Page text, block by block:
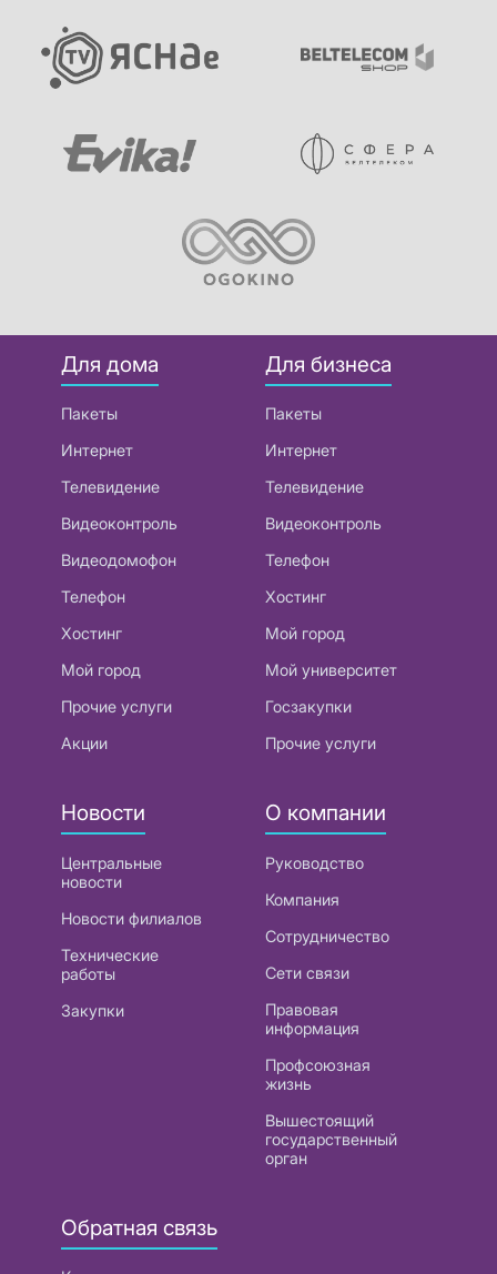
Для дома
Пакеты
Интернет
Телевидение
Видеоконтроль
Видеодомофон
Телефон
Хостинг
Мой город
Прочие услуги
Акции
Для бизнеса
Пакеты
Интернет
Телевидение
Видеоконтроль
Телефон
Хостинг
Мой город
Мой университет
Госзакупки
Прочие услуги
Новости
Центральные
новости
Новости филиалов
Технические
работы
Закупки
О компании
Руководство
Компания
Сотрудничество
Сети связи
Правовая
информация
Профсоюзная
жизнь
Вышестоящий
государственный
орган
Обратная связь